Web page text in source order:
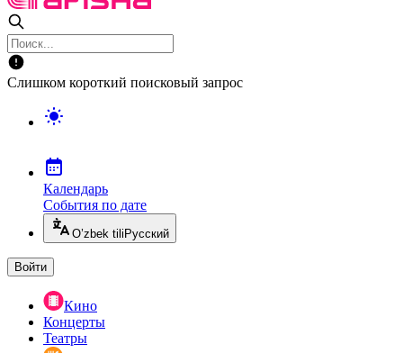
Слишком короткий поисковый запрос
Календарь
События по дате
O’zbek tili Русский
Войти
Кино
Концерты
Театры